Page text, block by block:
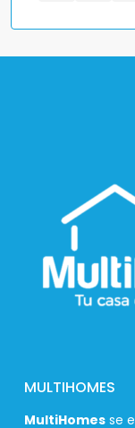
MULTIHOMES
MultiHomes se